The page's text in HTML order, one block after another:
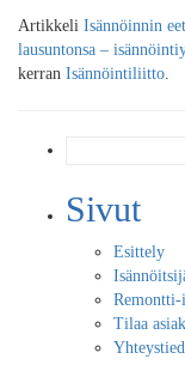
Artikkeli Isännöinnin
lausuntonsa –
kerran Isännöintiliitto.
Sivut
Esittely
Tilaa